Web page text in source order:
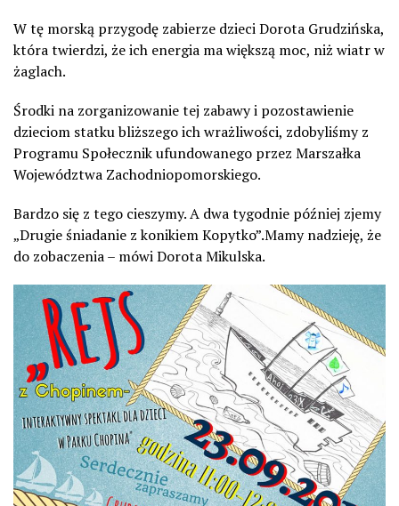
W tę morską przygodę zabierze dzieci Dorota Grudzińska,
która twierdzi, że ich energia ma większą moc, niż wiatr w
żaglach.
Środki na zorganizowanie tej zabawy i pozostawienie
dzieciom statku bliższego ich wrażliwości, zdobyliśmy z
Programu Społecznik ufundowanego przez Marszałka
Województwa Zachodniopomorskiego.
Bardzo się z tego cieszymy. A dwa tygodnie później zjemy
„Drugie śniadanie z konikiem Kopytko”.Mamy nadzieję, że
do zobaczenia – mówi Dorota Mikulska.